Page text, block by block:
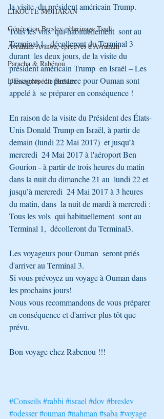
LIKOUTÉ MOHARAN
Génération Breslev pèlerinage Tsadi
Avraham Avinou, épreuves d’Avraham
Paracha & Rabénou
L’Encyclopédie Breslev
la visite  du président américain Trump.
Tous les vols  qui habituellement  sont au
Terminal 1,  décolleront du Terminal 3
durant  les deux jours, de la visite du
président américain Trump  en Israël – Les
passagers  en partance pour Ouman sont
appelé à  se préparer en conséquence !
En raison de la visite du Président des États-
Unis Donald Trump en Israël, à partir de
demain (lundi 22 Mai 2017)  et jusqu’à
mercredi  24 Mai 2017 à l'aéroport Ben
Gourion - à partir de trois heures du matin
dans la nuit du dimanche 21 au  lundi 22 et
jusqu’à mercredi  24 Mai 2017 à 3 heures
du matin, dans  la nuit de mardi à mercredi :
Tous les vols  qui habituellement  sont au
Terminal 1,  décolleront du Terminal3.
Les voyageurs pour Ouman  seront priés
d'arriver au Terminal 3.
Si vous prévoyez un voyage à Ouman dans
les prochains jours!
Nous vous recommandons de vous préparer
en conséquence et d'arriver plus tôt que
prévu.
Bon voyage chez Rabenou !!!
#Conseils#rabbi #israel #dov#breslev
#odesser#ouman #nahman #saba #voyage